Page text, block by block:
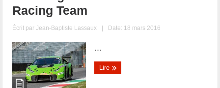
Racing Team
Écrit parJean-Baptiste Lassaux | Date: 18 mars 2016
...
Lire